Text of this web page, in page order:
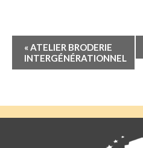
Navigation
Évènement
«ATELIER BRODERIE
INTERGÉNÉRATIONNEL